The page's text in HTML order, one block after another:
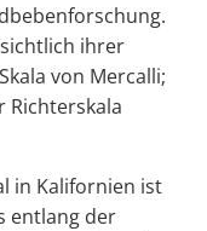
ihrer
von Mercalli;
Richterskala
in Kalifornien ist
entlang der